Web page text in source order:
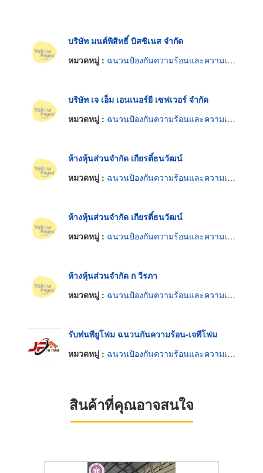
บริษัท มนต์พิสิทธิ์ บิสซิเนส จำกัด
หมวดหมู่ : ฉนวนป้องกันความร้อนและความเย็น
บริษัท เจ เอ็ม เอนเนอร์ยี เซฟเวอร์ จำกัด
หมวดหมู่ : ฉนวนป้องกันความร้อนและความเย็น
ห้างหุ้นส่วนจำกัด เกียรติ์ธนวัฒน์
หมวดหมู่ : ฉนวนป้องกันความร้อนและความเย็น
ห้างหุ้นส่วนจำกัด เกียรติ์ธนวัฒน์
หมวดหมู่ : ฉนวนป้องกันความร้อนและความเย็น
ห้างหุ้นส่วนจำกัด ก วีรภา
หมวดหมู่ : ฉนวนป้องกันความร้อนและความเย็น
รับพ่นพียูโฟม ฉนวนกันความร้อน-เจพีโฟม
หมวดหมู่ : ฉนวนป้องกันความร้อนและความเย็น
สินค้าที่คุณอาจสนใจ